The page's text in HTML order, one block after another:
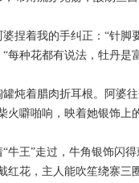
婆捏着我的手纠正：“针脚
每种花都有说法，牡丹是
炖着腊肉折耳根。阿婆
火噼啪响，映着她银饰上
牛王”走过，牛角银饰闪
红花，主人能吹笙绕寨三